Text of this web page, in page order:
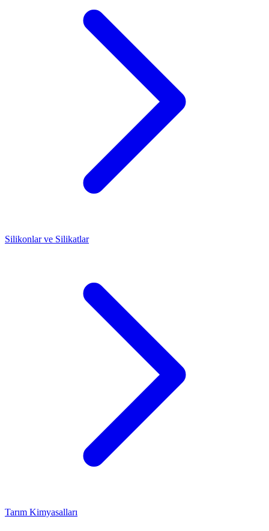
Silikonlar ve Silikatlar
Tarım Kimyasalları